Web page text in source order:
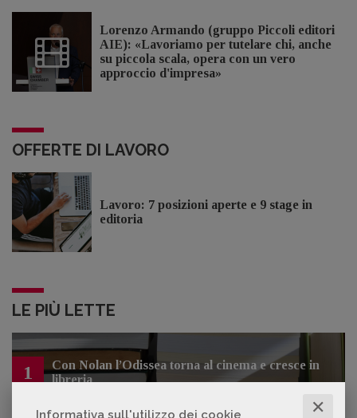
Informativa sull'utilizzo dei cookie ✕
Lorenzo Armando (gruppo Piccoli editori
AIE): «Lavoriamo per tutelare chi, anche
su piccola scala, opera con un vero
approccio d'impresa»
OFFERTE DI LAVORO
Lavoro: 7 posizioni aperte e 9 stage in
editoria
LE PIÙ LETTE
1
Con Nolan l’Odissea torna al cinema e cresce in
libreria